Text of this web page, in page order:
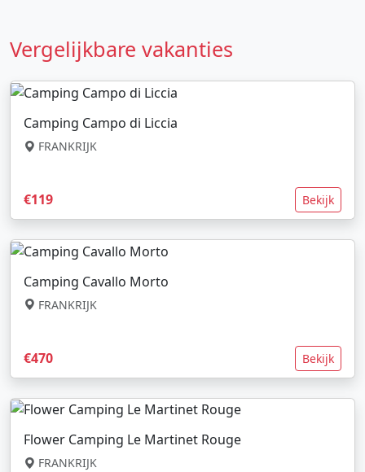
Vergelijkbare vakanties
Camping Campo di Liccia
FRANKRIJK
€119 Bekijk
Camping Cavallo Morto
FRANKRIJK
€470 Bekijk
Flower Camping Le Martinet Rouge
FRANKRIJK